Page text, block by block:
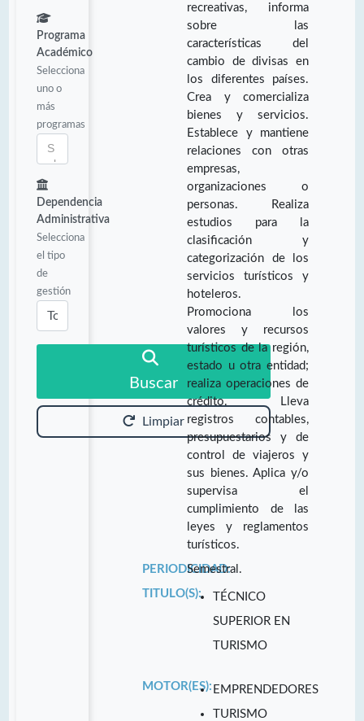
Programa
Académico
Selecciona
uno o
más
programas
Dependencia
Administrativa
Selecciona
el tipo
de
gestión
Buscar
Limpiar
recreativas, informa
sobre las
características del
cambio de divisas en
los diferentes países.
Crea y comercializa
bienes y servicios.
Establece y mantiene
relaciones con otras
empresas,
organizaciones o
personas. Realiza
estudios para la
clasificación y
categorización de los
servicios turísticos y
hoteleros.
Promociona los
valores y recursos
turísticos de la región,
estado u otra entidad;
realiza operaciones de
crédito. Lleva
registros contables,
presupuestarios y de
control de viajeros y
sus bienes. Aplica y/o
supervisa el
cumplimiento de las
leyes y reglamentos
turísticos.
PERIODICIDAD:
Semestral.
TITULO(S):
TÉCNICO
SUPERIOR EN
TURISMO
MOTOR(ES): EMPRENDEDORES
TURISMO